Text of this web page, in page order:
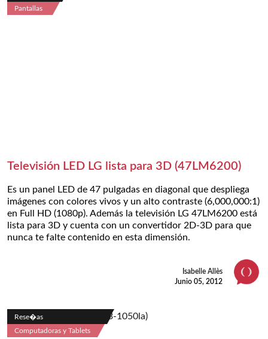
Pantallas
Televisión LED LG lista para 3D (47LM6200)
Es un panel LED de 47 pulgadas en diagonal que despliega
imágenes con colores vivos y un alto contraste (6,000,000:1)
en Full HD (1080p). Además la televisión LG 47LM6200 está
lista para 3D y cuenta con un convertidor 2D-3D para que
nunca te falte contenido en esta dimensión.
Isabelle Allès
Junio 05, 2012
Rese�as
Computadoras y Tablets